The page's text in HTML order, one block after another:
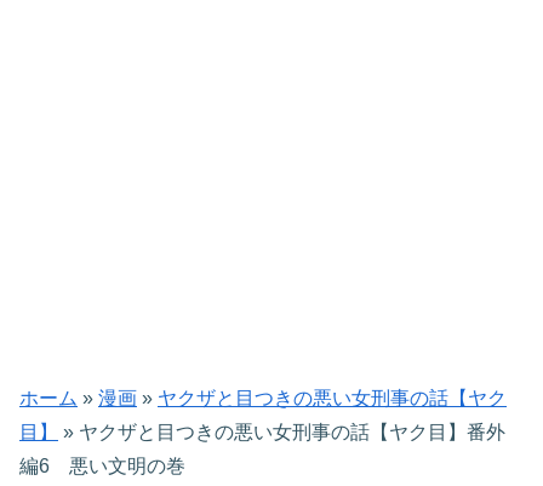
ホーム » 漫画 » ヤクザと目つきの悪い女刑事の話【ヤク
目】
» ヤクザと目つきの悪い女刑事の話【ヤク目】番外
編6 悪い文明の巻